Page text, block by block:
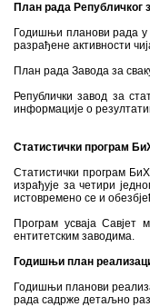
План рада Републичког
Годишњи планови рада у
разрађене активности
План рада Завода за
Републички завод за
информације о
Статистички програм
Статистички програм
израђује за четири
истовремено се и
Програм усваја Савјет
ентитетским заводима.
Годишњи план
Годишњи планови
рада садрже детаљно